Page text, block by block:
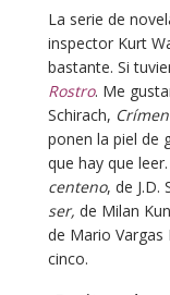
La serie de
inspector Kurt
bastante. Si
Rostro. Me
Schirach,
ponen la piel de
que hay que
centeno, de J.D.
ser, de Milan
de Mario Vargas
cinco.